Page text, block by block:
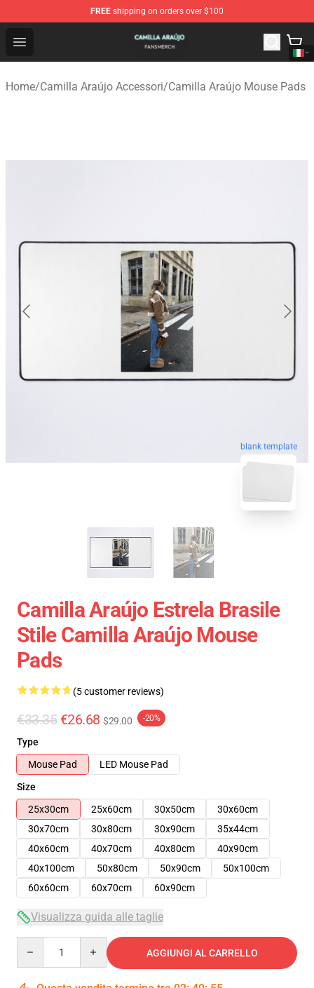
FREE shipping on orders over $100
Open menu
Camilla Araújo Shop - Official Camilla Araújo
Home/Camilla Araújo Accessori/Camilla Araújo Mouse Pads
blank template
Camilla Araújo Estrela Brasile
Stile Camilla Araújo Mouse
Pads
(5 customer reviews)
€33.35 €26.68 $29.00 -20%
Type
Mouse Pad
LED Mouse Pad
Size
25x30cm
25x60cm 30x50cm
30x60cm
30x70cm
30x80cm 30x90cm
35x44cm
40x60cm
40x70cm 40x80cm
40x90cm
40x100cm
50x80cm 50x90cm
50x100cm
60x60cm
60x70cm 60x90cm
Visualizza guida alle taglie
AGGIUNGI AL CARRELLO